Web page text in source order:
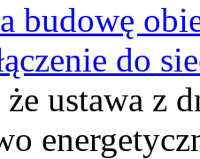
budowę
do
ustawa z